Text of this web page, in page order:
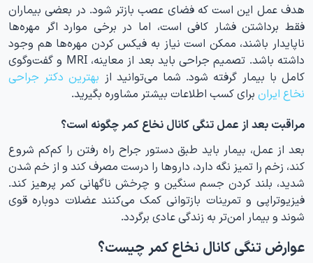
هدف عمل این است که فضای عصب بازتر شود. در بعضی بیماران
فقط برداشتن فشار کافی است، اما در برخی موارد اگر مهره‌ها
ناپایدار باشند، ممکن است نیاز به فیکس کردن مهره‌ها هم وجود
داشته باشد. تصمیم جراحی باید بعد از معاینه، MRI و گفت‌وگوی
کامل با بیمار گرفته شود. شما می‌توانید از بهترین دکتر جراحی
نخاع ایران برای کسب اطلاعات بیشتر مشاوره بگیرید.
مراقبت بعد از عمل تنگی کانال نخاع کمر چگونه است؟
بعد از عمل، بیمار باید طبق دستور جراح راه رفتن را کم‌کم شروع
کند، زخم را تمیز نگه دارد، داروها را درست مصرف کند و از خم شدن
شدید، بلند کردن جسم سنگین و چرخش ناگهانی کمر پرهیز کند.
فیزیوتراپی و تمرینات بازتوانی کمک می‌کنند عضلات دوباره قوی
شوند و بیمار امن‌تر به زندگی عادی برگردد.
عوارض تنگی کانال نخاع کمر چیست؟